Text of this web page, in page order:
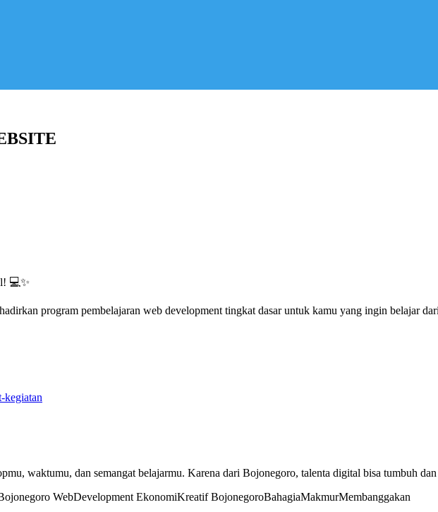
💻✨
program pembelajaran web development tingkat dasar untuk kamu yang ingin belajar
kegiatan
waktumu, dan semangat belajarmu. Karena dari Bojonegoro, talenta digital bisa tumbuh
WebDevelopment EkonomiKreatif BojonegoroBahagiaMakmurMembanggakan